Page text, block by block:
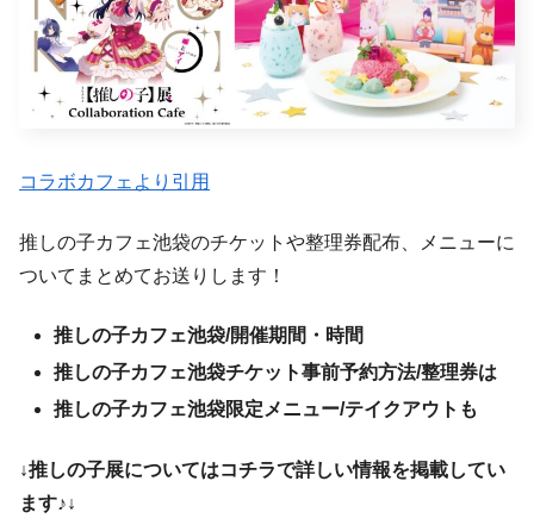
コラボカフェより引用
推しの子カフェ池袋のチケットや整理券配布、メニューに
ついてまとめてお送りします！
推しの子カフェ池袋/開催期間・時間
推しの子カフェ池袋チケット事前予約方法/整理券は
推しの子カフェ池袋限定メニュー/テイクアウトも
↓推しの子展についてはコチラで詳しい情報を掲載してい
ます♪↓